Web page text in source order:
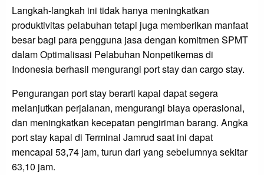
Langkah-langkah ini tidak hanya meningkatkan
produktivitas pelabuhan tetapi juga memberikan manfaat
besar bagi para pengguna jasa dengan komitmen SPMT
dalam Optimalisasi Pelabuhan Nonpetikemas di
Indonesia berhasil mengurangi port stay dan cargo stay.
Pengurangan port stay berarti kapal dapat segera
melanjutkan perjalanan, mengurangi biaya operasional,
dan meningkatkan kecepatan pengiriman barang. Angka
port stay kapal di Terminal Jamrud saat ini dapat
mencapai 53,74 jam, turun dari yang sebelumnya sekitar
63,10 jam.